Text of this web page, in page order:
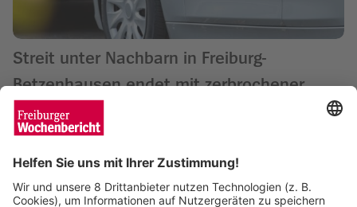
Streit unter Nachbarn in Freiburg-
Betzenhausen endet mit zerbrochener
Fensterscheibe